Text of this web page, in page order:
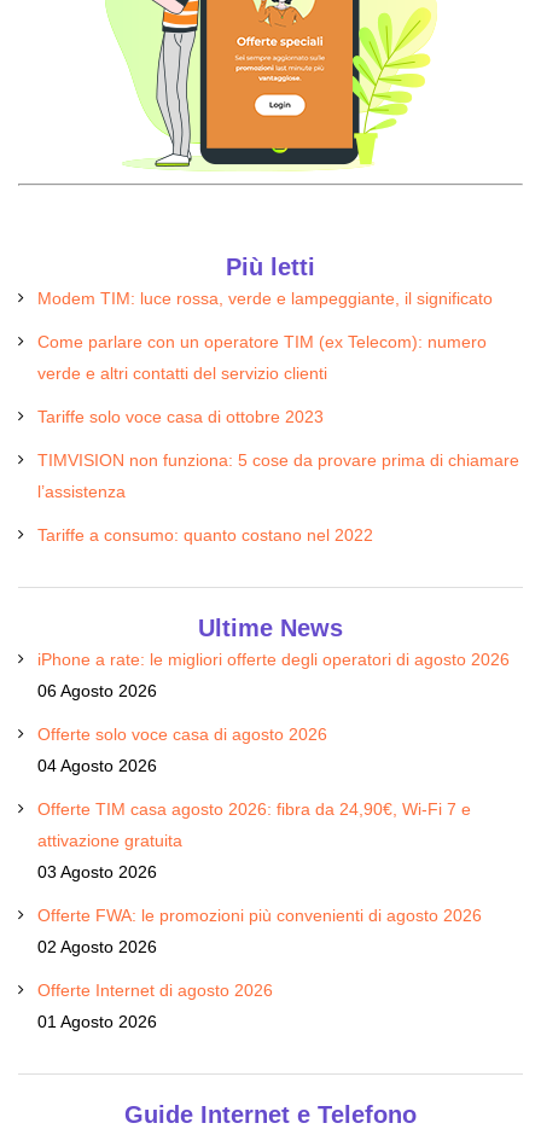
Più letti
Modem TIM: luce rossa, verde e lampeggiante, il significato
Come parlare con un operatore TIM (ex Telecom): numero
verde e altri contatti del servizio clienti
Tariffe solo voce casa di ottobre 2023
TIMVISION non funziona: 5 cose da provare prima di chiamare
l’assistenza
Tariffe a consumo: quanto costano nel 2022
Ultime News
iPhone a rate: le migliori offerte degli operatori di agosto 2026
06 Agosto 2026
Offerte solo voce casa di agosto 2026
04 Agosto 2026
Offerte TIM casa agosto 2026: fibra da 24,90€, Wi-Fi 7 e
attivazione gratuita
03 Agosto 2026
Offerte FWA: le promozioni più convenienti di agosto 2026
02 Agosto 2026
Offerte Internet di agosto 2026
01 Agosto 2026
Guide Internet e Telefono